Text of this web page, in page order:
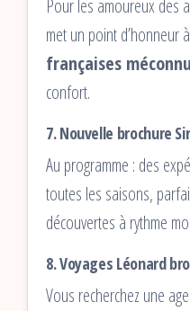
Pour les amoureux des
met un point d’honneur
françaises
confort.
7.Nouvelle brochure
Au programme : des
toutes les saisons,
découvertes à rythme
8.Voyages Léonard
Vous recherchez une